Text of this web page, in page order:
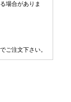
場合がありま
ご注文下さい。